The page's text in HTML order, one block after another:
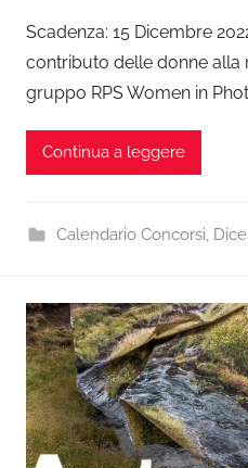
Scadenza: 15 Dicembre
contributo delle donne alla
gruppo RPS Women in
Continua a leggere
Calendario Concorsi